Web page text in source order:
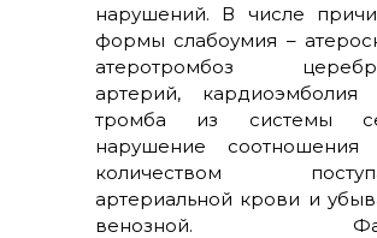
нарушений. В числе
формы слабоумия –
атеротромбоз
артерий, кардиоэмболия
тромба из системы
нарушение соотношения
количеством
артериальной крови и
венозной.